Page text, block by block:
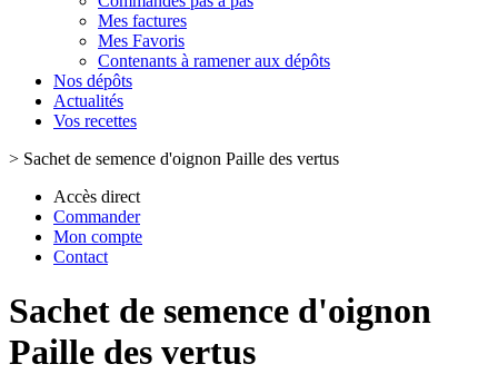
Mes factures
Mes Favoris
Contenants à ramener aux dépôts
Nos dépôts
Actualités
Vos recettes
> Sachet de semence d'oignon Paille des vertus
Accès direct
Commander
Mon compte
Contact
Sachet de semence d'oignon
Paille des vertus